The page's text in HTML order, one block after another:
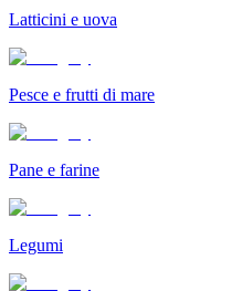
Latticini e uova
Pesce e frutti di mare
Pane e farine
Legumi